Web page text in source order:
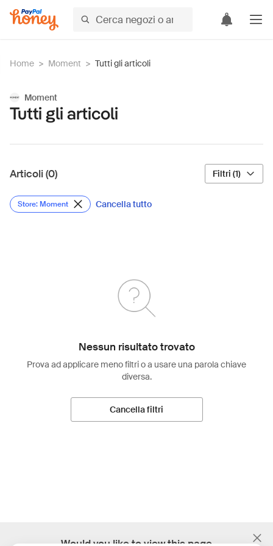
Home > Moment > Tutti gli articoli
Moment
Tutti gli articoli
Articoli (0) Filtri (1)
Store: Moment Cancella tutto
Nessun risultato trovato
Prova ad applicare meno filtri o a usare una parola chiave
diversa.
Cancella filtri